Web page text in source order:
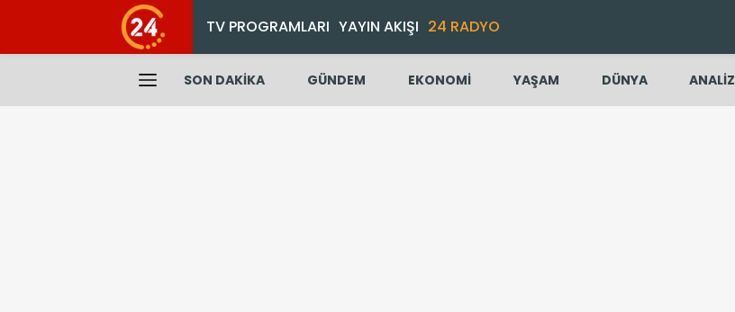
TV PROGRAMLARI YAYIN AKIŞI 24 RADYO
SON DAKİKA GÜNDEM EKONOMİ YAŞAM DÜNYA ANALİZ